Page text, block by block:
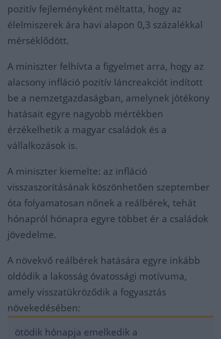
pozitív fejleményként méltatta, hogy az
élelmiszerek ára havi alapon 0,3 százalékkal
mérséklődött.
A miniszter felhívta a figyelmet arra, hogy az
alacsony infláció pozitív láncreakciót indított
be a nemzetgazdaságban, amelynek jótékony
hatásait egyre nagyobb mértékben
érzékelhetik a magyar családok és a
vállalkozások is.
A miniszter kiemelte: az infláció
visszaszorításának köszönhetően szeptember
óta folyamatosan nőnek a reálbérek, tehát
hónapról hónapra egyre többet ér a családok
jövedelme.
A növekvő reálbérek hatására egyre inkább
oldódik a lakosság óvatossági motívuma,
amely visszatükröződik a fogyasztás
növekedésében:
ötödik hónapja emelkedik a